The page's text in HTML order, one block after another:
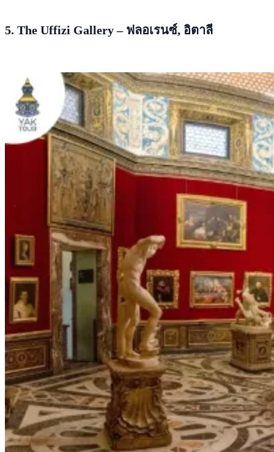
5. The Uffizi Gallery – ฟลอเรนซ์, อิตาลี